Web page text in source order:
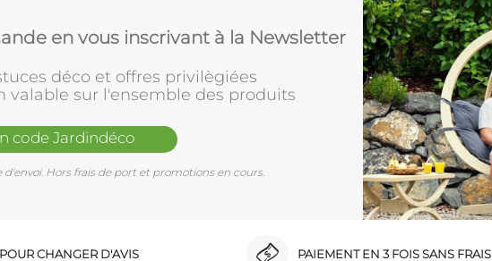
en vous inscrivant à la Newsletter
déco et offres privilègiées
valable sur l'ensemble des produits
code Jardindéco
Hors frais de port et promotions en cours.
CHANGER D'AVIS PAIEMENT EN 3 FOIS SANS FRAIS